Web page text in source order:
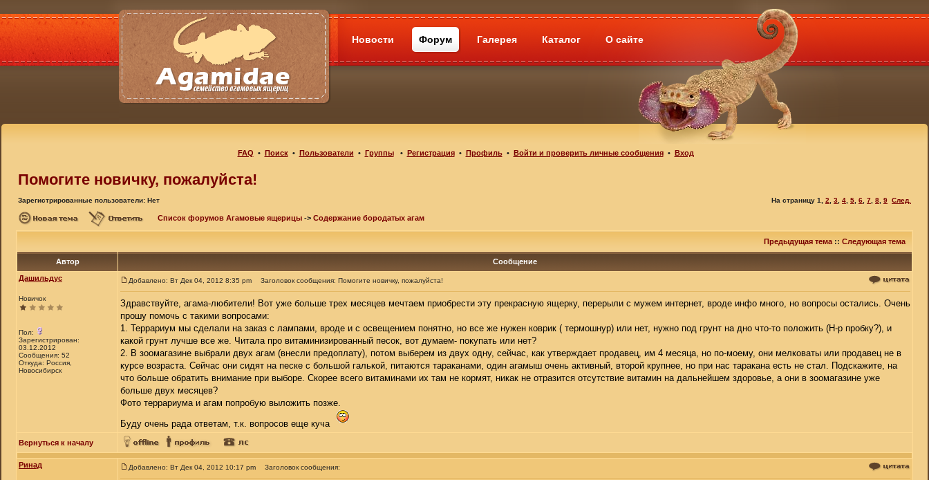
Новости Форум Галерея Каталог О сайте
FAQ • Поиск• Пользователи • Группы• Регистрация• Профиль• Войти и проверить личные сообщения• Вход
Помогите новичку, пожалуйста!
Зарегистрированные пользователи: Нет На страницу 1 2 3 4 5 6 7 8 9 След.
Список форумов Агамовые ящерицы -> Содержание бородатых агам
Предыдущая тема :: Следующая тема
Автор
Сообщение
Дашильдус
Новичок
Пол:
Зарегистрирован:
03.12.2012
Сообщения: 52
Откуда: Россия,
Новосибирск
Добавлено: Вт Дек 04, 2012 8:35 pm Заголовок сообщения: Помогите новичку, пожалуйста!
Здравствуйте, агама-любители! Вот уже больше трех месяцев мечтаем приобрести эту прекрасную ящерку, перерыли с мужем интернет, вроде инфо много, но вопросы остались. Очень
прошу помочь с такими вопросами:
1. Террариум мы сделали на заказ с лампами, вроде и с освещением понятно, но все же нужен коврик ( термошнур) или нет, нужно под грунт на дно что-то положить (Н-р пробку?), и
какой грунт лучше все же. Читала про витаминизированный песок, вот думаем- покупать или нет?
2. В зоомагазине выбрали двух агам (внесли предоплату), потом выберем из двух одну, сейчас, как утверждает продавец, им 4 месяца, но по-моему, они мелковаты или продавец не в
курсе возраста. Сейчас они сидят на песке с большой галькой, питаются тараканами, один агамыш очень активный, второй крупнее, но при нас таракана есть не стал. Подскажите, на
что больше обратить внимание при выборе. Скорее всего витаминами их там не кормят, никак не отразится отсутствие витамин на дальнейшем здоровье, а они в зоомагазине уже
больше двух месяцев?
Фото террариума и агам попробую выложить позже.
Буду очень рада ответам, т.к. вопросов еще куча
Вернуться к началу
Ринад Добавлено: Вт Дек 04, 2012 10:17 pm Заголовок сообщения: